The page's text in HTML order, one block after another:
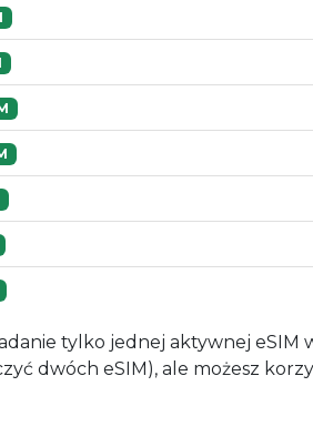
tylko jednej aktywnej eSIM
dwóch eSIM), ale możesz